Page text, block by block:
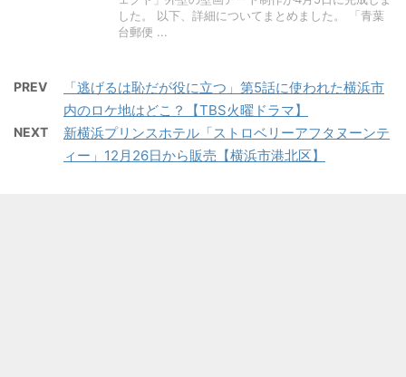
した。 以下、詳細についてまとめました。 「青葉
台郵便 ...
PREV
「逃げるは恥だが役に立つ」第5話に使われた横浜市
内のロケ地はどこ？【TBS火曜ドラマ】
NEXT
新横浜プリンスホテル「ストロベリーアフタヌーンテ
ィー」12月26日から販売【横浜市港北区】